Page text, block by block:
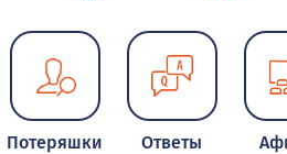
Потеряшки Ответы